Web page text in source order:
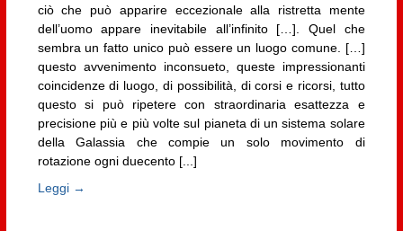
ciò che può apparire eccezionale alla ristretta mente
dell’uomo appare inevitabile all’infinito […]. Quel che
sembra un fatto unico può essere un luogo comune. […]
questo avvenimento inconsueto, queste impressionanti
coincidenze di luogo, di possibilità, di corsi e ricorsi, tutto
questo si può ripetere con straordinaria esattezza e
precisione più e più volte sul pianeta di un sistema solare
della Galassia che compie un solo movimento di
rotazione ogni duecento [...]
Leggi →